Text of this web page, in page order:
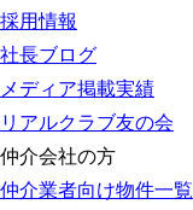
採用情報
社長ブログ
メディア掲載実績
リアルクラブ友の会
仲介会社の方
仲介業者向け物件一覧